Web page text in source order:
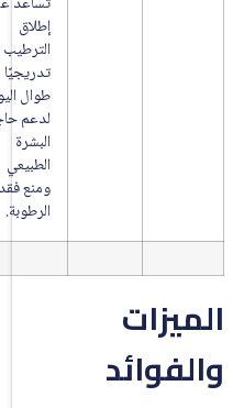
الترطيب
تدريجيًا
طوال اليوم
لدعم حاجز
الطبيعي
ومنع فقدان
الرطوبة.
الميزات
والفوائد